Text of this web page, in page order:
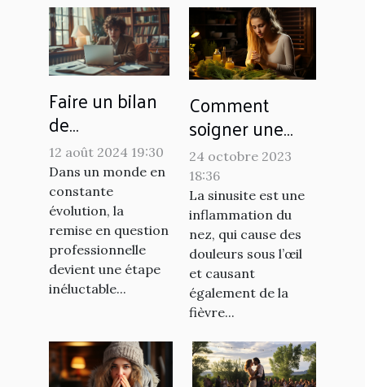
Faire un bilan
de
compétences
à distance :
processus et
avantages
12 août 2024 19:30
Dans un monde en
constante
évolution, la
remise en question
professionnelle
devient une étape
inéluctable...
Comment
soigner une
sinusite
naturellement ?
24 octobre 2023
18:36
La sinusite est une
inflammation du
nez, qui cause des
douleurs sous l’œil
et causant
également de la
fièvre...